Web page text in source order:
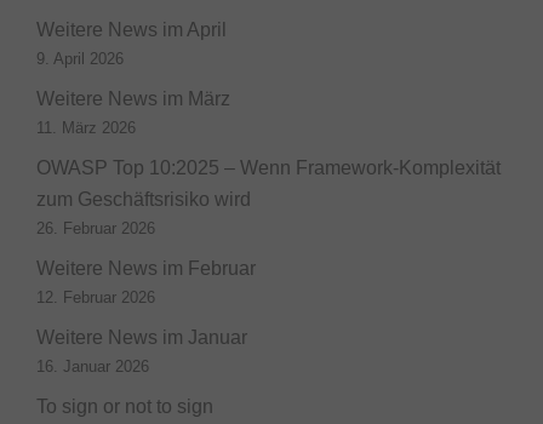
Weitere News im April
9. April 2026
Weitere News im März
11. März 2026
OWASP Top 10:2025 – Wenn Framework-Komplexität
zum Geschäftsrisiko wird
26. Februar 2026
Weitere News im Februar
12. Februar 2026
Weitere News im Januar
16. Januar 2026
To sign or not to sign